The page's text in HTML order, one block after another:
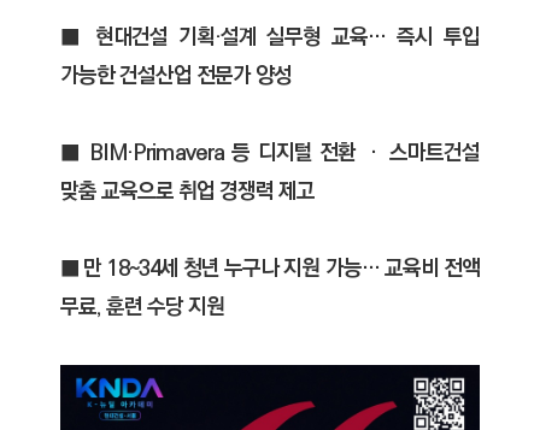
C
O
N
T
R
T
I
■ 현대건설 기획·설계 실무형 교육… 즉시 투입
가능한 건설산업 전문가 양성
■ BIM·Primavera 등 디지털 전환 ‧ 스마트건설
맞춤 교육으로 취업 경쟁력 제고
■ 만 18~34세 청년 누구나 지원 가능… 교육비 전액
무료, 훈련 수당 지원